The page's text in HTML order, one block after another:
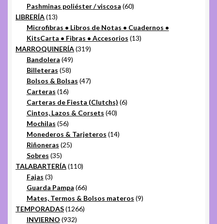
productos
Pashminas poliéster / viscosa 6060
LIBRERÍA 1313
productos
Microfibras • Libros de Notas • Cuadernos •
KitsCarta • Fibras • Accesorios 1313
MARROQUINERÍA 319319
Bandolera 4949
productos
Billeteras 5858
productos
Bolsos & Bolsas 4747
Carteras 1616
productos
Carteras de Fiesta (Clutchs) 66
Cintos, Lazos & Corsets 4040
Mochilas 5656
productos
Monederos & Tarjeteros 1414
Riñoneras 2525
Sobres 3535
productos
TALABARTERÍA 110110
Fajas 33
productos
Guarda Pampa 6666
productos
Mates, Termos & Bolsos materos 99
TEMPORADAS 12661266
INVIERNO 932932